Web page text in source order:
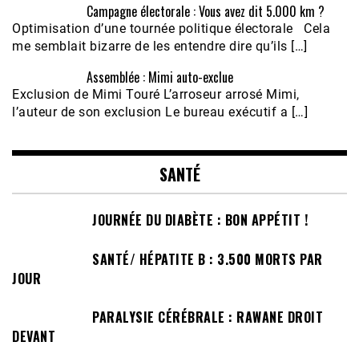
Campagne électorale : Vous avez dit 5.000 km ?
Optimisation d’une tournée politique électorale Cela
me semblait bizarre de les entendre dire qu’ils […]
Assemblée : Mimi auto-exclue
Exclusion de Mimi Touré L’arroseur arrosé Mimi,
l’auteur de son exclusion Le bureau exécutif a […]
SANTÉ
JOURNÉE DU DIABÈTE : BON APPÉTIT !
SANTÉ/ HÉPATITE B : 3.500 MORTS PAR
JOUR
PARALYSIE CÉRÉBRALE : RAWANE DROIT
DEVANT